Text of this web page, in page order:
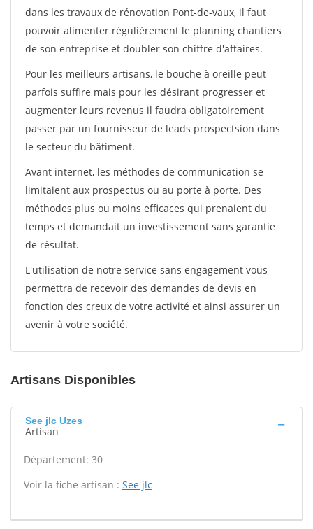
dans les travaux de rénovation Pont-de-vaux, il faut
pouvoir alimenter régulièrement le planning chantiers
de son entreprise et doubler son chiffre d'affaires.
Pour les meilleurs artisans, le bouche à oreille peut
parfois suffire mais pour les désirant progresser et
augmenter leurs revenus il faudra obligatoirement
passer par un fournisseur de leads prospectsion dans
le secteur du bâtiment.
Avant internet, les méthodes de communication se
limitaient aux prospectus ou au porte à porte. Des
méthodes plus ou moins efficaces qui prenaient du
temps et demandait un investissement sans garantie
de résultat.
L'utilisation de notre service sans engagement vous
permettra de recevoir des demandes de devis en
fonction des creux de votre activité et ainsi assurer un
avenir à votre société.
Artisans Disponibles
See jlc Uzes
Artisan
Département: 30
Voir la fiche artisan : See jlc